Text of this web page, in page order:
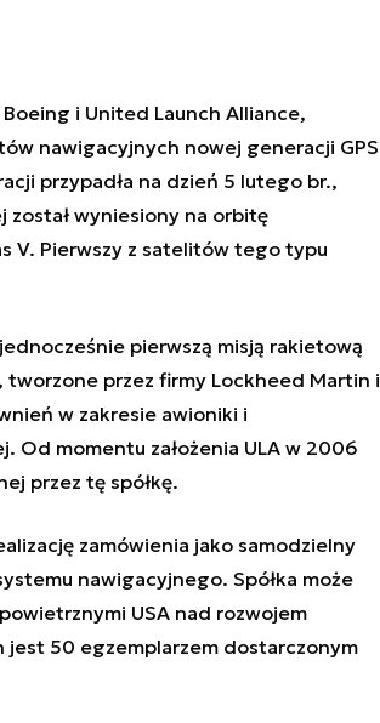
Boeing i United Launch Alliance,
nawigacyjnych nowej generacji GPS
przypadła na dzień 5 lutego br.,
wyniesiony na orbitę
V. Pierwszy z satelitów tego typu
pierwszą misją rakietową
tworzone przez firmy Lockheed Martin i
w zakresie awioniki i
Od momentu założenia ULA w 2006
przez tę spółkę.
zamówienia jako samodzielny
nawigacyjnego. Spółka może
USA nad rozwojem
50 egzemplarzem dostarczonym